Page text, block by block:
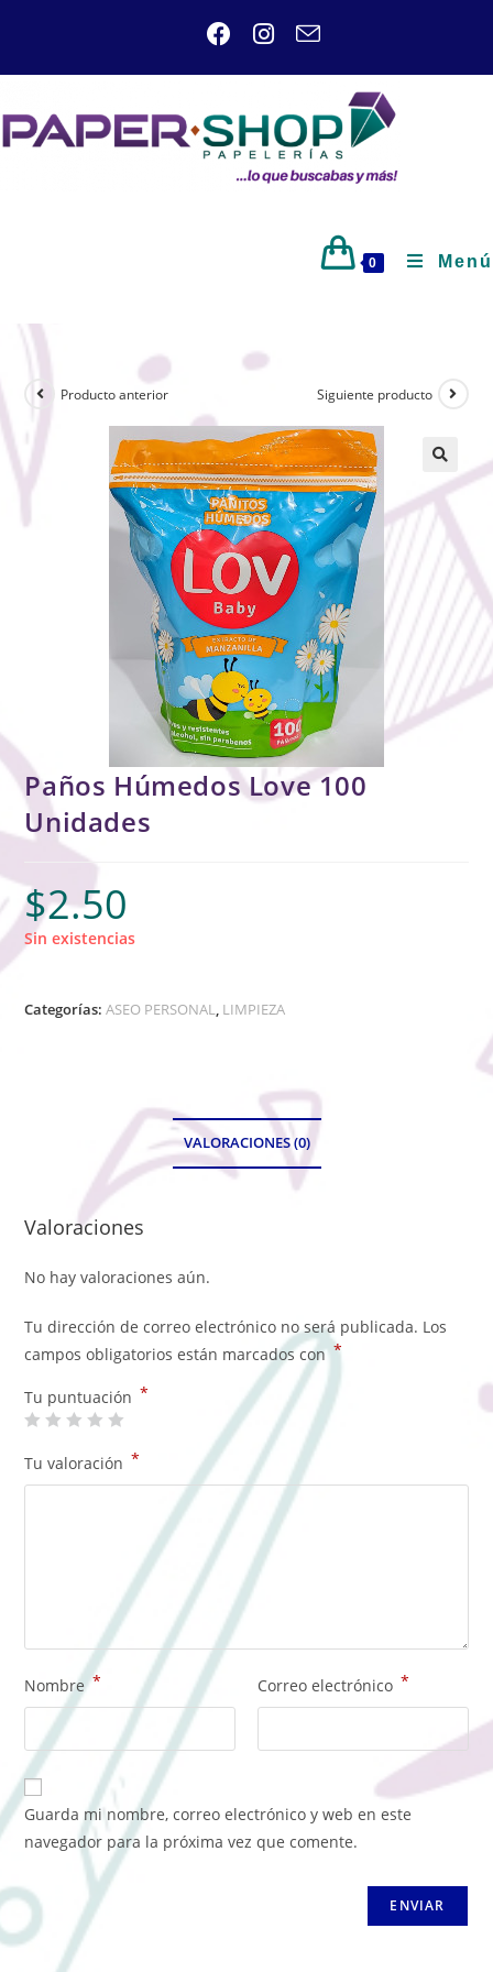
0 Menú
Producto anterior Siguiente producto
🔍
Paños Húmedos Love 100
Unidades
$2.50
Sin existencias
Categorías:ASEO PERSONAL, LIMPIEZA
VALORACIONES (0)
Valoraciones
No hay valoraciones aún.
Tu dirección de correo electrónico no será publicada. Los
campos obligatorios están marcados con *
Tu puntuación *
Tu valoración *
Nombre* Correo electrónico *
Guarda mi nombre, correo electrónico y web en este
navegador para la próxima vez que comente.